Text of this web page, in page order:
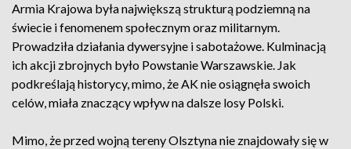
Armia Krajowa była największą strukturą podziemną na
świecie i fenomenem społecznym oraz militarnym.
Prowadziła działania dywersyjne i sabotażowe. Kulminacją
ich akcji zbrojnych było Powstanie Warszawskie. Jak
podkreślają historycy, mimo, że AK nie osiągnęła swoich
celów, miała znaczący wpływ na dalsze losy Polski.
Mimo, że przed wojną tereny Olsztyna nie znajdowały się w